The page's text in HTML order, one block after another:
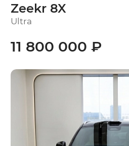
Zeekr 8X
Ultra
11 800 000 ₽